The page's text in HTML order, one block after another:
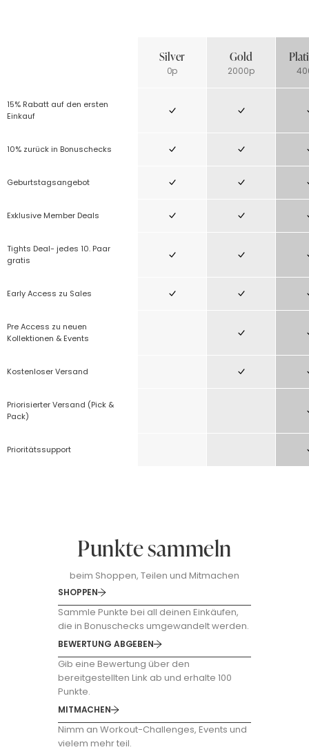
Silver
0p
Gold
2000p
15% Rabatt auf den ersten
Einkauf
10% zurück in Bonuschecks
Geburtstagsangebot
Exklusive Member Deals
Tights Deal- jedes 10. Paar
gratis
Early Access zu Sales
Pre Access zu neuen
Kollektionen & Events
Kostenloser Versand
Priorisierter Versand (Pick &
Pack)
Prioritäts­support
Punkte sammeln
beim Shoppen, Teilen und Mitmachen
SHOPPEN
Sammle Punkte bei all deinen Einkäufen,
die in Bonuschecks umgewandelt werden.
BEWERTUNG ABGEBEN
Gib eine Bewertung über den
bereitgestellten Link ab und erhalte 100
Punkte.
MITMACHEN
Nimm an Workout-Challenges, Events und
vielem mehr teil.